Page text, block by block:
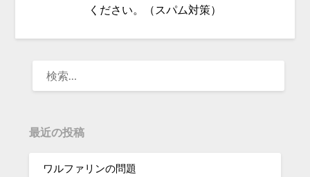
ください。（スパム対策）
最近の投稿
ワルファリンの問題